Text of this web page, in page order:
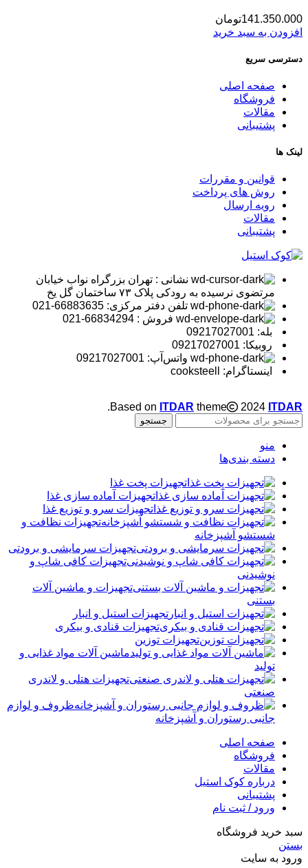
141.350.000تومان
افزودن به سبد خرید
دسترسی سریع
صفحه اصلی
فروشگاه
مقالات
پشتیبانی
لینک ها
قوانین و مقررات
روش های پرداخت
رویه ارسال
مقالات
پشتیبانی
نشانی : تهران بزرگراه نواب خیابان
مرتضوی نرسیده به رودکی پلاک ۷۳ ساختمان گل یخ
تلفن دفتر مرکزی: 66883635-021
فروش : 66834294-021
بله: 09217027001
روبیکا: 09217027001
واتس‌آپ: 09217027001
اینستاگرام: cooksteell
Based on ITDAR theme 2024 ITDAR
.
جستجو
منو
دسته بندی‌ها
تجهیزات پخت غذا
تجهیزات آماده سازی غذا
تجهیزات سرو و توزیع غذا
تجهیزات نظافت و
شستشو آشپزخانه
تجهیزات سرمایشی و برودتی
تجهیزات کافی شاپ و
نوشیدنی
تجهیزات و ماشین آلات
بستنی
تجهیزات استیل و انبار
تجهیزات قنادی و بیکری
تجهیزات توزین
ماشین آلات مواد غذایی و
تولید
تجهیزات هتلی و لاندری
صنعتی
ظروف و لوازم
جانبی رستوران و آشپزخانه
صفحه اصلی
فروشگاه
مقالات
درباره کوک استیل
پشتیبانی
ورود / ثبت نام
سبد خرید فروشگاه
بستن
ورود به سایت